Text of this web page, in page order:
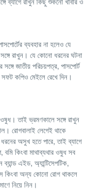
ব্যবহার না হলেও যে
রাখুন। যে কোনো ধরনের ঘটনা
জাতীয় পরিচয়পত্র, পাসপোর্ট
কপিও মেইলে রেখে দিন।
তাই ভ্রমণকালে সঙ্গে রাখুন
রোগবালাই লেগেই থাকে
অসুখ হতে পারে, তাই ব্যাগে
কিংবা মাথাব্যথার ওষুধ সব
এইড, অ্যান্টিসেপটিক,
কিংবা অন্য কোনো রোগ থাকলে
নিয়ে নিন।